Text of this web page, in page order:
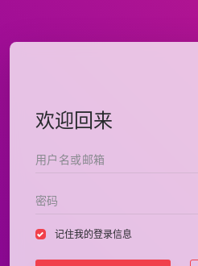
欢迎回来
记住我的登录信息